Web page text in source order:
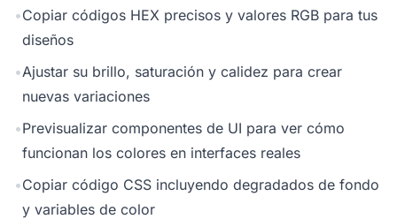
•Copiar códigos HEX precisos y valores RGB para tus
diseños
•Ajustar su brillo, saturación y calidez para crear
nuevas variaciones
•Previsualizar componentes de UI para ver cómo
funcionan los colores en interfaces reales
•Copiar código CSS incluyendo degradados de fondo
y variables de color